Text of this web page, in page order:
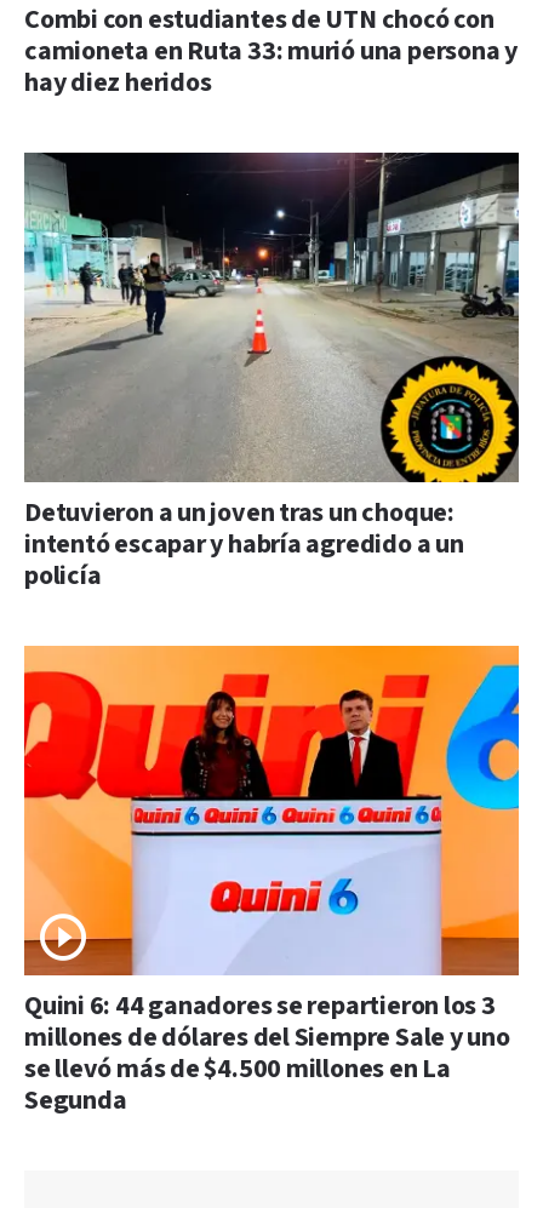
Combi con estudiantes de UTN chocó con
camioneta en Ruta 33: murió una persona y
hay diez heridos
Detuvieron a un joven tras un choque:
intentó escapar y habría agredido a un
policía
Quini 6: 44 ganadores se repartieron los 3
millones de dólares del Siempre Sale y uno
se llevó más de $4.500 millones en La
Segunda